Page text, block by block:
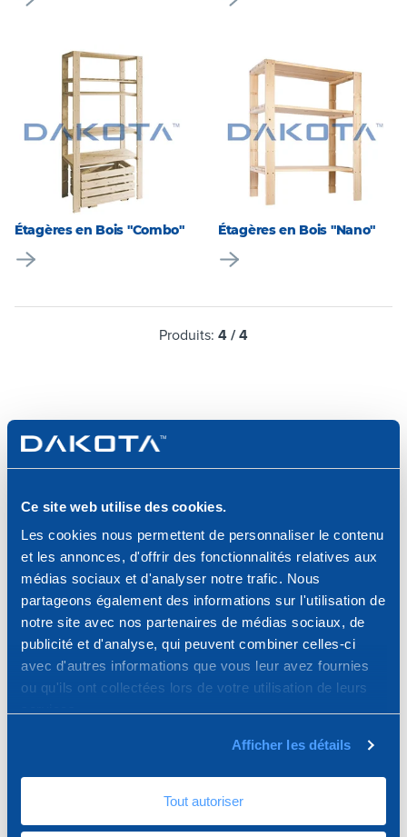
Ce site web utilise des cookies.
Les cookies nous permettent de personnaliser le contenu
et les annonces, d'offrir des fonctionnalités relatives aux
médias sociaux et d'analyser notre trafic. Nous
partageons également des informations sur l'utilisation de
notre site avec nos partenaires de médias sociaux, de
publicité et d'analyse, qui peuvent combiner celles-ci
avec d'autres informations que vous leur avez fournies
ou qu'ils ont collectées lors de votre utilisation de leurs
Afficher les détails
Tout autoriser
Étagères en Bois "Combo" Étagères en Bois "Nano"
Produits:4/4
Choisissez le canal que vous préférez et contactez-
nous pour une consultation spécialisée ou pour
demander plus d'informations sur nos produits et
services.
Demande d'Informations
Écrivez-nous
Messagerie Instantanée
Nous sommes en ligne